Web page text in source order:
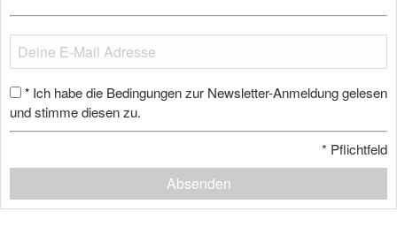
* Ich habe die Bedingungen zur Newsletter-Anmeldung gelesen
und stimme diesen zu.
* Pflichtfeld
Absenden